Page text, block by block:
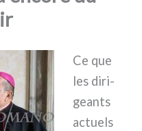
Ce que
les diri­
gean­ts
actuels